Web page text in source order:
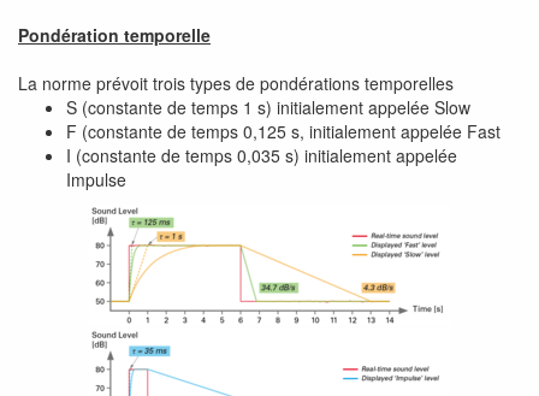
Pondération temporelle
La norme prévoit trois types de pondérations temporelles
S (constante de temps 1 s) initialement appelée Slow
F (constante de temps 0,125 s, initialement appelée Fast
I (constante de temps 0,035 s) initialement appelée
Impulse